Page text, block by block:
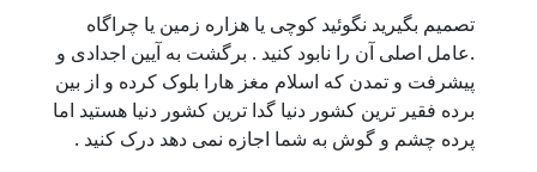
تصمیم بگیرید نگوئید کوچی یا هزاره زمین یا چراگاه
.عامل اصلی آن را نابود کنید . برگشت به آیین اجدادی و
پیشرفت و تمدن که اسلام مغز هارا بلوک کرده و از بین
برده فقیر ترین کشور دنیا گدا ترین کشور دنیا هستید اما
پرده چشم و گوش به شما اجازه نمی دهد درک کنید .